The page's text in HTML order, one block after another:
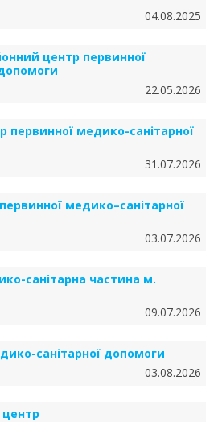
04.08.2025
центр первинної
22.05.2026
первинної медико-санітарної
31.07.2026
медико–санітарної
03.07.2026
санітарна частина м.
09.07.2026
санітарної допомоги
03.08.2026